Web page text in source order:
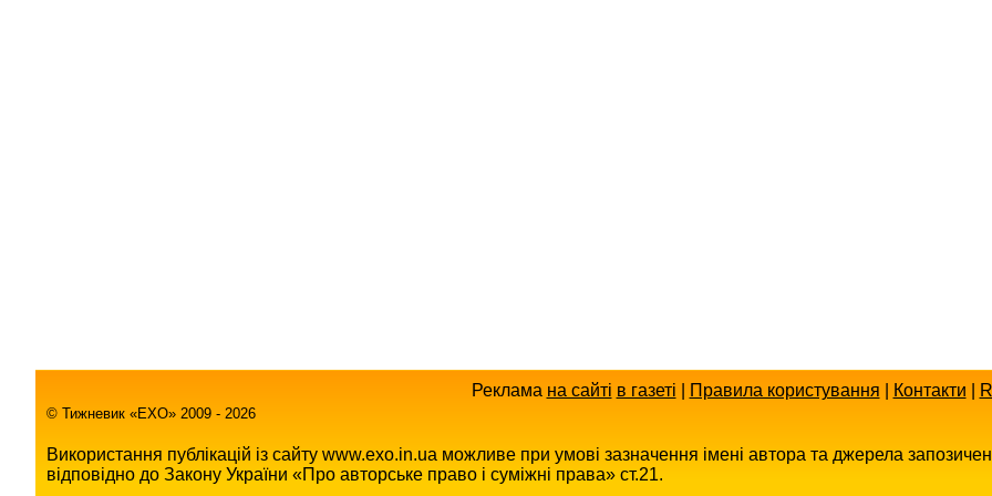
Реклама на сайті в газеті Правила користування Контакти
© Тижневик «EХO» 2009 - 2026
Використання публікацій із сайту www.exo.in.ua можливе при умові зазначення імені автора та джерела
відповідно до Закону України «Про авторське право і суміжні права» ст.21.